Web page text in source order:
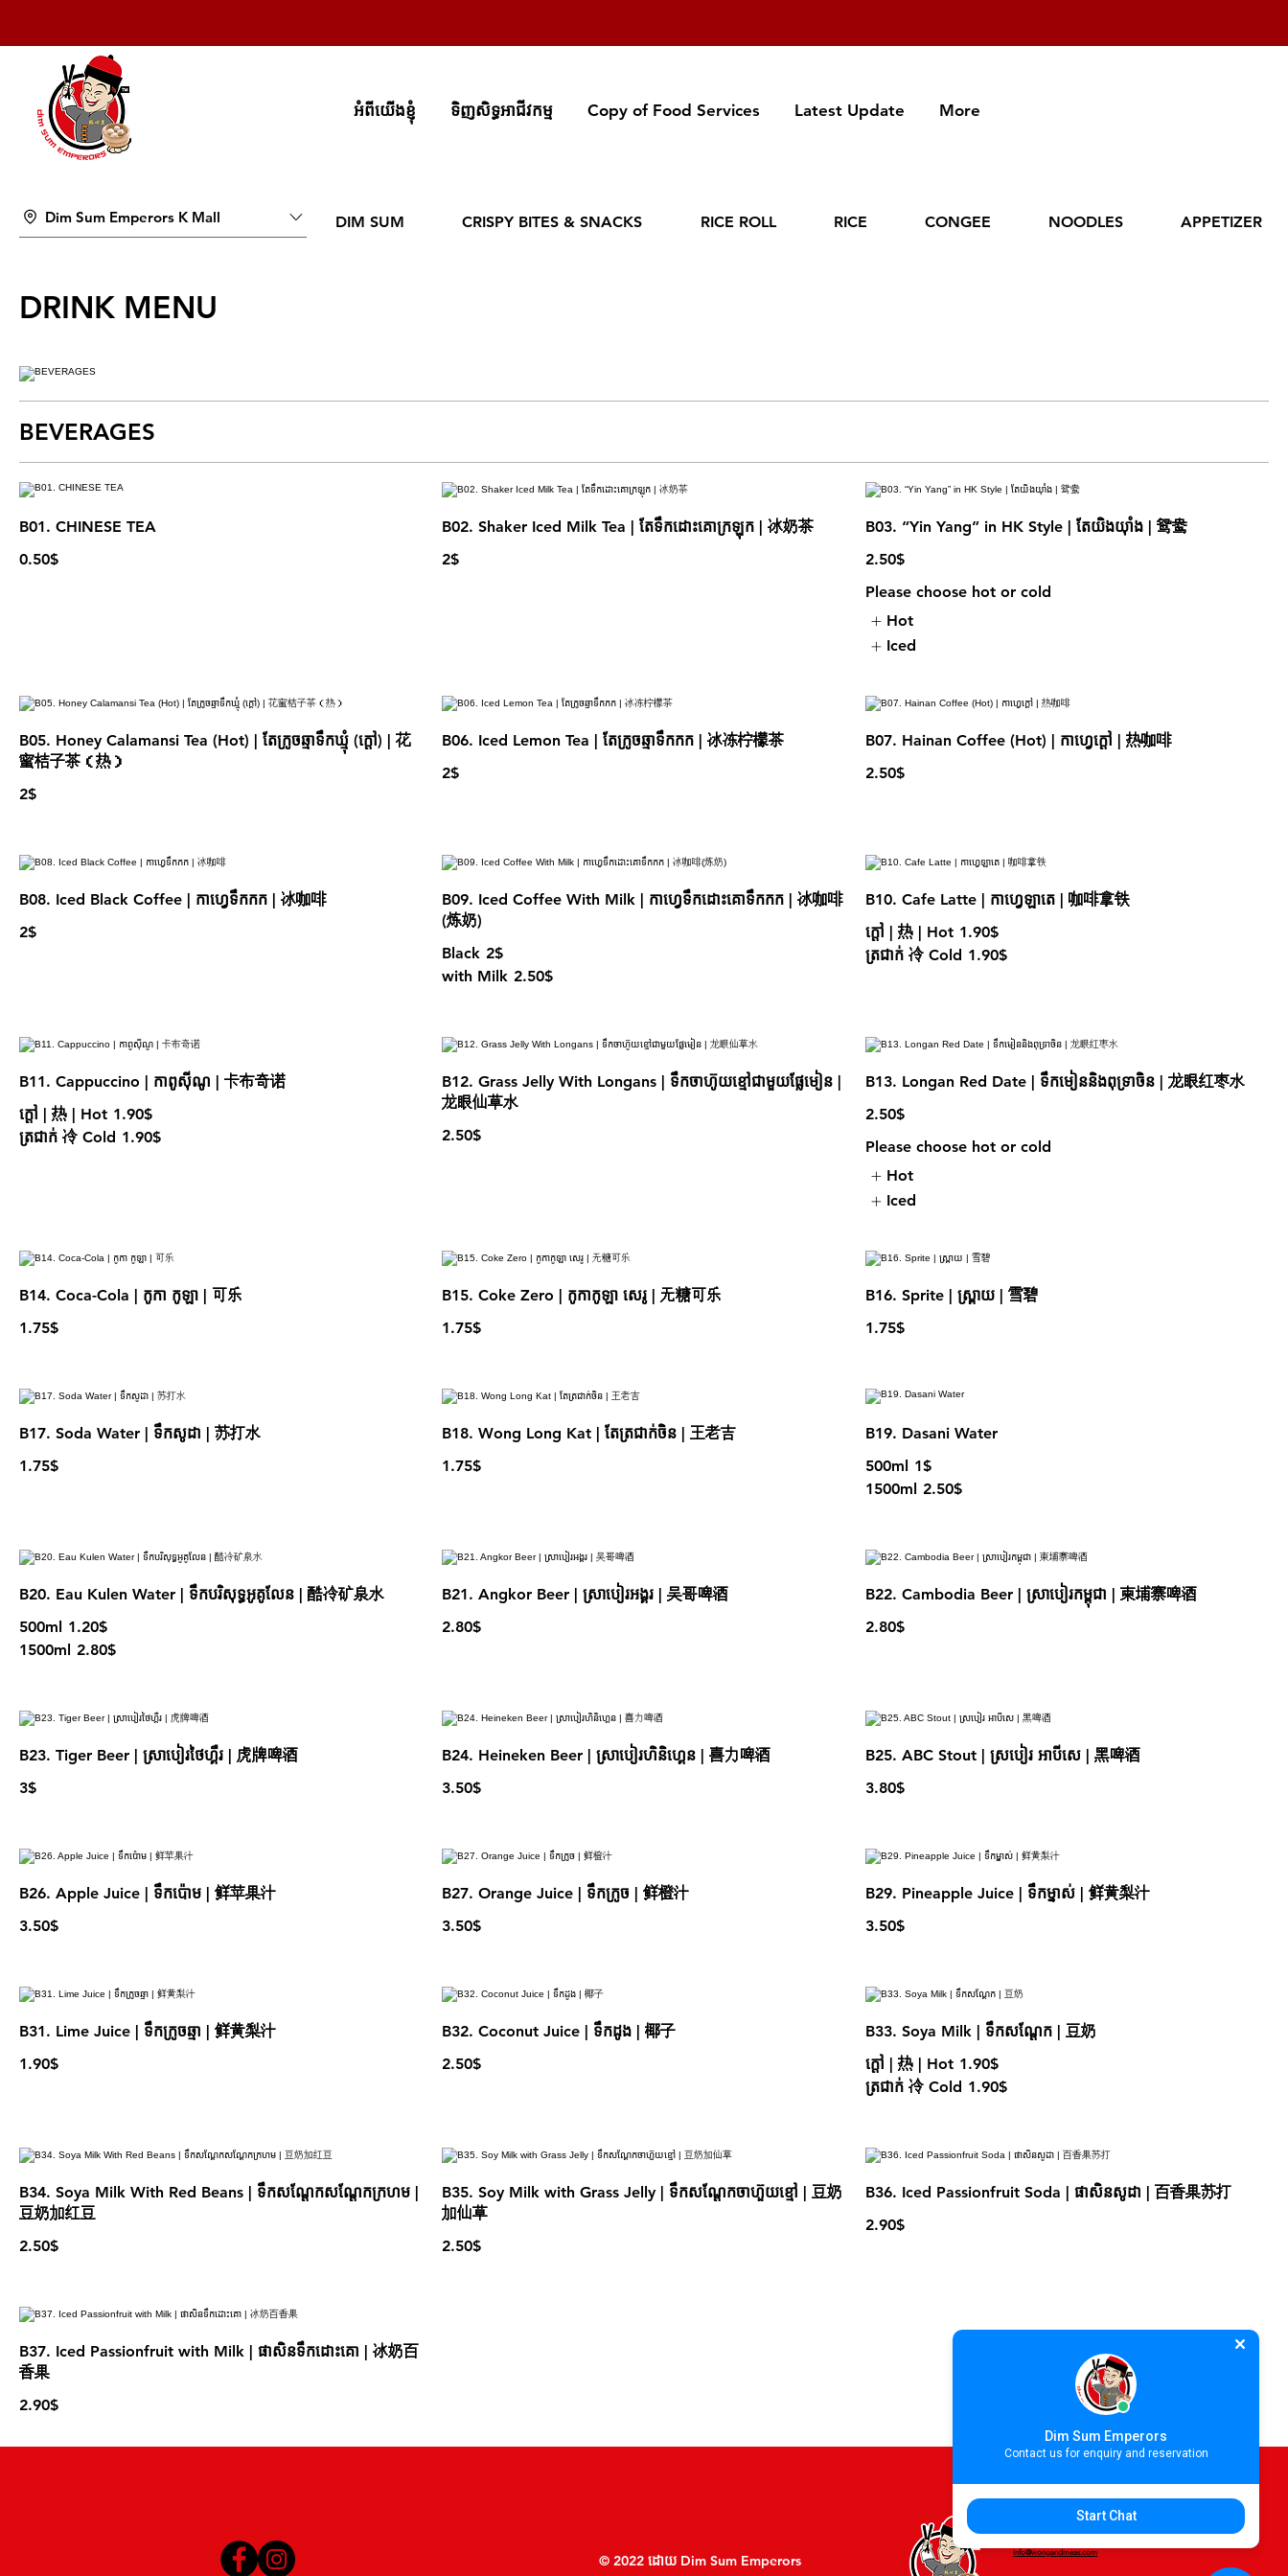
អំពីយើងខ្ញុំ ទិញសិទ្ធអាជីវកម្ម Copy of Food Services Latest Update More
Dim Sum Emperors K Mall DIM SUM CRISPY BITES & SNACKS RICE ROLL RICE CONGEE NOODLES APPETIZER
DRINK MENU
BEVERAGES
B01. CHINESE TEA
0.50$
B02. Shaker Iced Milk Tea | តែទឹកដោះគោក្រឡុក | 冰奶茶
2$
B03. “Yin Yang” in HK Style | តែយិងយុាំង | 鸳鸯
2.50$
Please choose hot or cold
Hot
Iced
B05. Honey Calamansi Tea (Hot) | តែក្រូចឆ្មាទឹកឃ្មុំ (ក្ដៅ) | 花
蜜桔子茶（热）
2$
B06. Iced Lemon Tea | តែក្រូចឆ្មាទឹកកក | 冰冻柠檬茶
2$
B07. Hainan Coffee (Hot) | កាហ្វេក្ដៅ | 热咖啡
2.50$
B08. Iced Black Coffee | កាហ្វេទឹកកក | 冰咖啡
2$
B09. Iced Coffee With Milk | កាហ្វេទឹកដោះគោទឹកកក​ | 冰咖啡
(炼奶)
Black 2$
with Milk 2.50$
B10. Cafe Latte | កាហ្វេឡាតេ | 咖啡拿铁
ក្តៅ | 热 | Hot 1.90$
ត្រជាក់ 冷 Cold 1.90$
B11. Cappuccino | កាពូស៊ីណូ | 卡布奇诺
ក្តៅ | 热 | Hot 1.90$
ត្រជាក់ 冷 Cold 1.90$
B12. Grass Jelly With Longans | ទឹកចាហ៊ូយខ្មៅជាមួយផ្លែមៀន |
龙眼仙草水
2.50$
B13. Longan Red Date | ទឹកមៀននិងពុទ្រាចិន | 龙眼红枣水
2.50$
Please choose hot or cold
Hot
Iced
B14. Coca-Cola | កូកា កូឡា | 可乐
1.75$
B15. Coke Zero | កូកាកូឡា សេរូ | 无糖可乐
1.75$
B16. Sprite | ស្ព្រាយ | 雪碧
1.75$
B17. Soda Water | ទឹកសូដា | 苏打水
1.75$
B18. Wong Long Kat | តែត្រជាក់ចិន | 王老吉
1.75$
B19. Dasani Water
500ml 1$
1500ml 2.50$
B20. Eau Kulen Water | ទឹកបរិសុទ្ធអូគូលែន | 酷冷矿泉水
500ml 1.20$
1500ml 2.80$
B21. Angkor Beer | ស្រាបៀរអង្គរ | 吴哥啤酒
2.80$
B22. Cambodia Beer | ស្រាបៀរកម្ពុជា | 柬埔寨啤酒
2.80$
B23. Tiger Beer | ស្រាបៀរថៃហ្គឺរ | 虎牌啤酒
3$
B24. Heineken Beer | ស្រាបៀរហិនិហ្គេន | 喜力啤酒
3.50$
B25. ABC Stout | ស្របៀរ អាបីសេ | 黑啤酒
3.80$
B26. Apple Juice | ទឹកប៉ោម | 鲜苹果汁
3.50$
B27. Orange Juice | ទឹកក្រូច | 鲜橙汁
3.50$
B29. Pineapple Juice | ទឹកម្នាស់ | 鲜黄梨汁
3.50$
B31. Lime Juice | ទឹកក្រូចឆ្មា | 鲜黄梨汁
1.90$
B32. Coconut Juice | ទឹកដូង | 椰子
2.50$
B33. Soya Milk | ទឹកសណ្តែក​​ | 豆奶
ក្តៅ | 热 | Hot 1.90$
ត្រជាក់ 冷 Cold 1.90$
B34. Soya Milk With Red Beans | ទឹកសណ្ដែកសណ្ដែកក្រហម |
豆奶加红豆
2.50$
B35. Soy Milk with Grass Jelly | ទឹកសណ្ដែកចាហ៊ួយខ្មៅ | 豆奶
加仙草
2.50$
B36. Iced Passionfruit Soda | ផាសិនសូដា | 百香果苏打
2.90$
B37. Iced Passionfruit with Milk | ផាសិនទឹកដោះគោ | 冰奶百
香果
2.90$
© 2022 ដោយ Dim Sum Emperors
info@wongandmeas.com
Dim Sum Emperors
Contact us for enquiry and reservation
Start Chat